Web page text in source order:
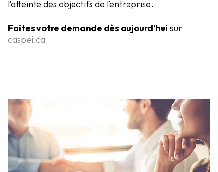
l’atteinte des objectifs de l’entreprise.
Faites votre demande dès aujourd’hui sur
caspei.ca